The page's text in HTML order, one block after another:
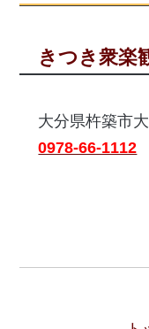
きつき衆楽
大分県杵築市
0978-66-1112